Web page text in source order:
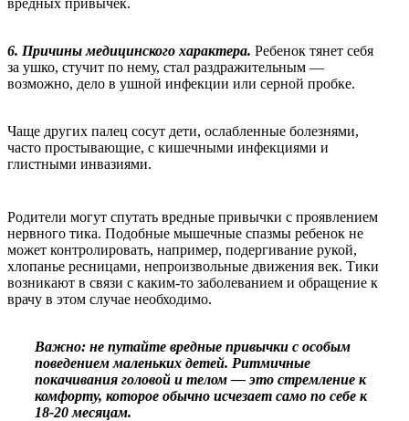
6. Причины медицинского характера. Ребенок тянет себя
за ушко, стучит по нему, стал раздражительным —
возможно, дело в ушной инфекции или серной пробке.
Чаще других палец сосут дети, ослабленные болезнями,
часто простывающие, с кишечными инфекциями и
глистными инвазиями.
Родители могут спутать вредные привычки с проявлением
нервного тика. Подобные мышечные спазмы ребенок не
может контролировать, например, подергивание рукой,
хлопанье ресницами, непроизвольные движения век. Тики
возникают в связи с каким-то заболеванием и обращение к
врачу в этом случае необходимо.
Важно: не путайте вредные привычки с особым
поведением маленьких детей. Ритмичные
покачивания головой и телом — это стремление к
комфорту, которое обычно исчезает само по себе к
18-20 месяцам.